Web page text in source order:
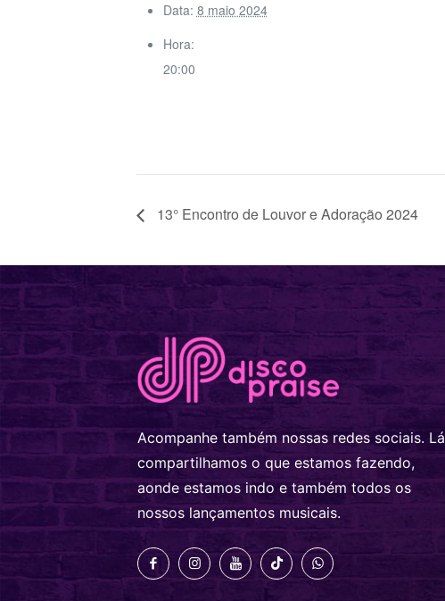
Data: 8 maio 2024
Hora:
20:00
13° Encontro de Louvor e Adoração 2024
Acompanhe também nossas redes sociais. Lá
compartilhamos o que estamos fazendo,
aonde estamos indo e também todos os
nossos lançamentos musicais.